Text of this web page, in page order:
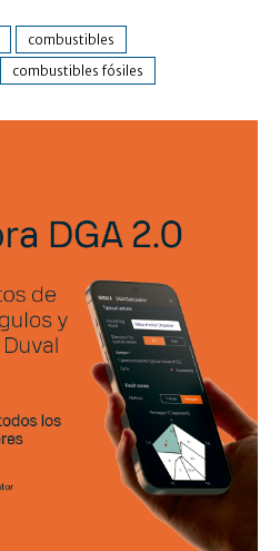
combustibles
combustibles fósiles